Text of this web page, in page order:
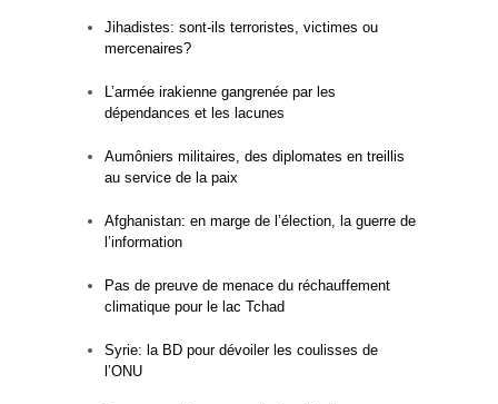
Jihadistes: sont-ils terroristes, victimes ou
mercenaires?
L’armée irakienne gangrenée par les
dépendances et les lacunes
Aumôniers militaires, des diplomates en treillis
au service de la paix
Afghanistan: en marge de l’élection, la guerre de
l’information
Pas de preuve de menace du réchauffement
climatique pour le lac Tchad
Syrie: la BD pour dévoiler les coulisses de
l’ONU